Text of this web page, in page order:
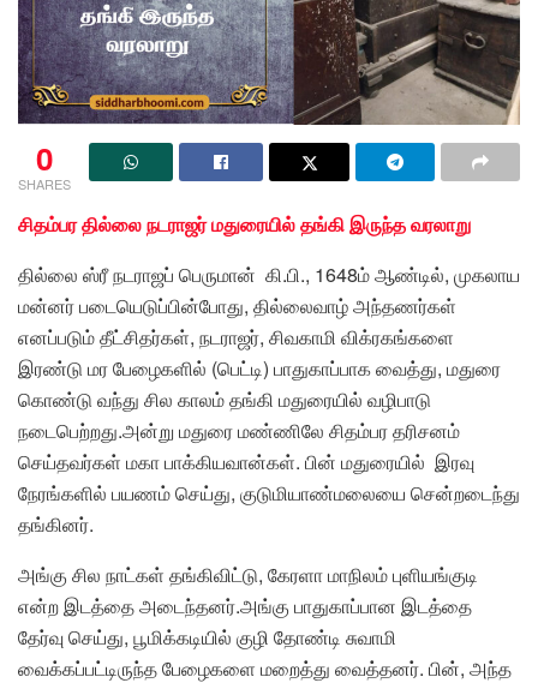
0
SHARES
சிதம்பர தில்லை நடராஜர் மதுரையில் தங்கி இருந்த வரலாறு
தில்லை ஸ்ரீ நடராஜப் பெருமான் கி.பி., 1648ம் ஆண்டில், முகலாய
மன்னர் படையெடுப்பின்போது, தில்லைவாழ் அந்தணர்கள்
எனப்படும் தீட்சிதர்கள், நடராஜர், சிவகாமி விக்ரகங்களை
இரண்டு மர பேழைகளில் (பெட்டி) பாதுகாப்பாக வைத்து, மதுரை
கொண்டு வந்து சில காலம் தங்கி மதுரையில் வழிபாடு
நடைபெற்றது.அன்று மதுரை மண்ணிலே சிதம்பர தரிசனம்
செய்தவர்கள் மகா பாக்கியவான்கள். பின் மதுரையில் இரவு
நேரங்களில் பயணம் செய்து, குடுமியாண்மலையை சென்றடைந்து
தங்கினர்.
அங்கு சில நாட்கள் தங்கிவிட்டு, கேரளா மாநிலம் புளியங்குடி
என்ற இடத்தை அடைந்தனர்.அங்கு பாதுகாப்பான இடத்தை
தேர்வு செய்து, பூமிக்கடியில் குழி தோண்டி சுவாமி
வைக்கப்பட்டிருந்த பேழைகளை மறைத்து வைத்தனர். பின், அந்த